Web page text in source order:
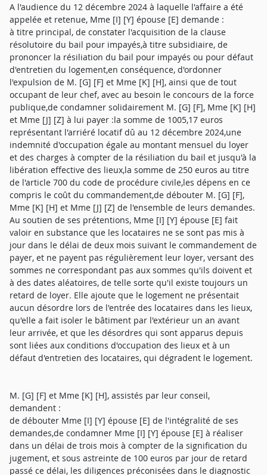
A l'audience du 12 décembre 2024 à laquelle l'affaire a été
appelée et retenue, Mme [I] [Y] épouse [E] demande :
à titre principal, de constater l'acquisition de la clause
résolutoire du bail pour impayés,à titre subsidiaire, de
prononcer la résiliation du bail pour impayés ou pour défaut
d'entretien du logement,en conséquence, d'ordonner
l'expulsion de M. [G] [F] et Mme [K] [H], ainsi que de tout
occupant de leur chef, avec au besoin le concours de la force
publique,de condamner solidairement M. [G] [F], Mme [K] [H]
et Mme [J] [Z] à lui payer :la somme de 1005,17 euros
représentant l'arriéré locatif dû au 12 décembre 2024,une
indemnité d'occupation égale au montant mensuel du loyer
et des charges à compter de la résiliation du bail et jusqu'à la
libération effective des lieux,la somme de 250 euros au titre
de l'article 700 du code de procédure civile,les dépens en ce
compris le coût du commandement,de débouter M. [G] [F],
Mme [K] [H] et Mme [J] [Z] de l'ensemble de leurs demandes.
Au soutien de ses prétentions, Mme [I] [Y] épouse [E] fait
valoir en substance que les locataires ne se sont pas mis à
jour dans le délai de deux mois suivant le commandement de
payer, et ne payent pas régulièrement leur loyer, versant des
sommes ne correspondant pas aux sommes qu'ils doivent et
à des dates aléatoires, de telle sorte qu'il existe toujours un
retard de loyer. Elle ajoute que le logement ne présentait
aucun désordre lors de l'entrée des locataires dans les lieux,
qu'elle a fait isoler le bâtiment par l'extérieur un an avant
leur arrivée, et que les désordres qui sont apparus depuis
sont liées aux conditions d'occupation des lieux et à un
défaut d'entretien des locataires, qui dégradent le logement.
M. [G] [F] et Mme [K] [H], assistés par leur conseil,
demandent :
de débouter Mme [I] [Y] épouse [E] de l'intégralité de ses
demandes,de condamner Mme [I] [Y] épouse [E] à réaliser
dans un délai de trois mois à compter de la signification du
jugement, et sous astreinte de 100 euros par jour de retard
passé ce délai, les diligences préconisées dans le diagnostic